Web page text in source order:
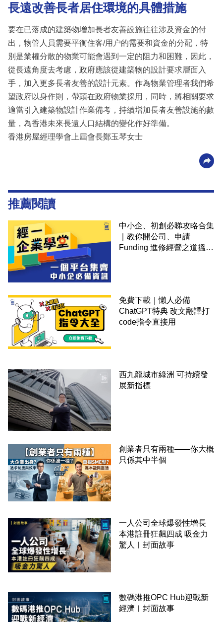
長遠改善長者居住環境的具體措施
要在已落成的建築物增加長者友善設施往往涉及資金的付
出，物管人員需要平衡住客/用户的需要和資金的分配，特
別是業權分散的物業可能會遇到一定的阻力和困難，因此，
從長遠角度去考慮，政府應該從建築物的設計要求層面入
手，加入更多長者友善的設計元素。作為物業管理者我們希
望政府以身作則，帶頭在政府物業採用，同時，將相關要求
適當引入建築物設計作業備考，持續增加長者友善設施的數
量，為香港未來長遠人口結構的變化作好準備。
香港房屋經理學會上屆會長鄭玉琴女士
推薦閱讀
中小企、初創必睇攻略合集
｜教你開公司、申請
Funding 進修經營之道搵大
免費下載｜懶人必備
ChatGPT特典 改文翻譯打
code指令直接用
西九龍城市綠洲 可持續發
展新指標
創業者只有兩種——你大概
只係其中半個
一人公司全球爆發性增長
本港註冊狂飆四成 吸金力
驚人︳封面故事
數碼港推OPC Hub迎戰新
經濟︳封面故事